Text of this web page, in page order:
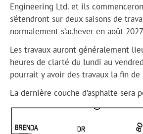
Engineering Ltd. et ils
s’étendront sur deux saisons de
normalement s’achever en août
Les travaux auront généralement
heures de clarté du lundi au
pourrait y avoir des travaux la fin
La dernière couche d’asphalte sera